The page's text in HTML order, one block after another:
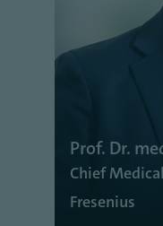
Prof. Dr.
Chief
Fresenius